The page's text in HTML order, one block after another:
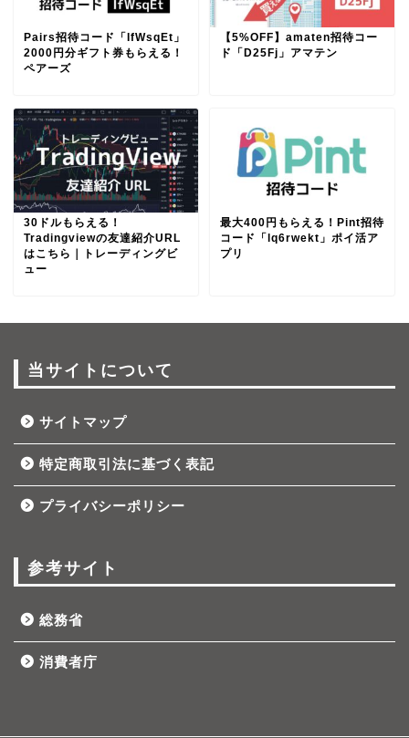
Pairs招待コード「IfWsqEt」
2000円分ギフト券もらえる！
ペアーズ
【5%OFF】amaten招待コー
ド「D25Fj」アマテン
30ドルもらえる！
Tradingviewの友達紹介URL
はこちら｜トレーディングビ
ュー
最大400円もらえる！Pint招待
コード「lq6rwekt」ポイ活ア
プリ
当サイトについて
サイトマップ
特定商取引法に基づく表記
プライバシーポリシー
参考サイト
総務省
消費者庁